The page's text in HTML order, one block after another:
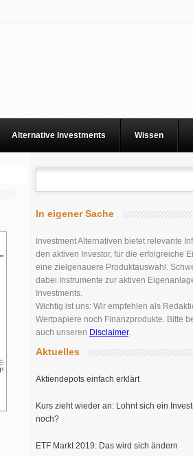
Alternative Investments Wissen
In eigener Sache
Investment Alternativen bietet relevante
den aktiven Investor, für die erfolgreiche
eine zielgenauere Produktauswahl.
dabei Instrumente zur aktiven
Investments.
Wichtig ist uns: Wir empfehlen als
Wertpapiere noch Finanzprodukte. Bitte
auch unseren Disclaimer.
Aktuelles
Aktiendepots einfach erklärt
Kurs zieht wieder an: Lohnt sich ein
noch?
ETF Markt 2019: Das wird sich ändern